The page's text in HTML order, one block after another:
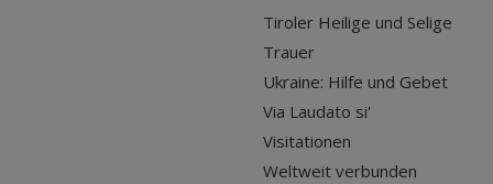
Tiroler Heilige und Selige
Trauer
Ukraine: Hilfe und Gebet
Via Laudato si'
Visitationen
Weltweit verbunden